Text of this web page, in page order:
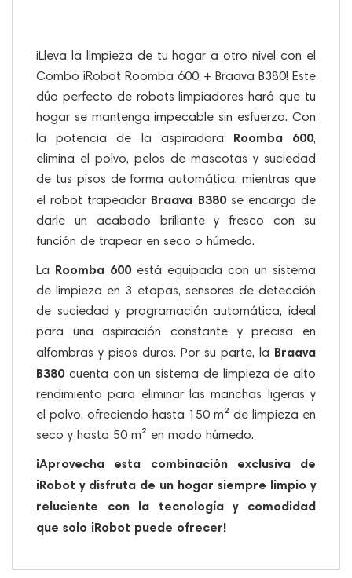
¡Lleva la limpieza de tu hogar a otro nivel con el
Combo iRobot Roomba 600 + Braava B380! Este
dúo perfecto de robots limpiadores hará que tu
hogar se mantenga impecable sin esfuerzo. Con
la potencia de la aspiradora Roomba 600,
elimina el polvo, pelos de mascotas y suciedad
de tus pisos de forma automática, mientras que
el robot trapeador Braava B380se encarga de
darle un acabado brillante y fresco con su
función de trapear en seco o húmedo.
La Roomba 600está equipada con un sistema
de limpieza en 3 etapas, sensores de detección
de suciedad y programación automática, ideal
para una aspiración constante y precisa en
alfombras y pisos duros. Por su parte, la Braava
B380cuenta con un sistema de limpieza de alto
rendimiento para eliminar las manchas ligeras y
el polvo, ofreciendo hasta 150 m² de limpieza en
seco y hasta 50 m² en modo húmedo.
¡Aprovecha esta combinación exclusiva de
iRobot y disfruta de un hogar siempre limpio y
reluciente con la tecnología y comodidad
que solo iRobot puede ofrecer!